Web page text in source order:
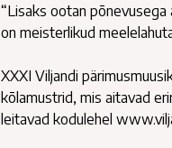
“Lisaks ootan
on meisterlikud
XXXI Viljandi
kõlamustrid, mis aitavad
leitavad kodulehel